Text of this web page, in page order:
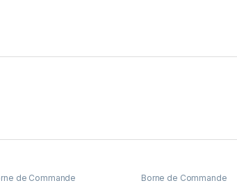
de Commande
Borne de Commande